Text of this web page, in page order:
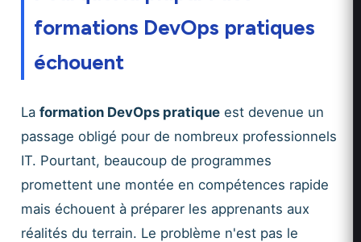
formations DevOps pratiques
échouent
La formation DevOps pratique est devenue un
passage obligé pour de nombreux professionnels
IT. Pourtant, beaucoup de programmes
promettent une montée en compétences rapide
mais échouent à préparer les apprenants aux
réalités du terrain. Le problème n'est pas le